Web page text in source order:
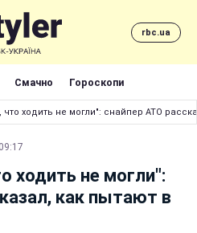
rbc.ua
Смачно Гороскопи
что ходить не могли": снайпер АТО
ходить не могли":
как пытают в